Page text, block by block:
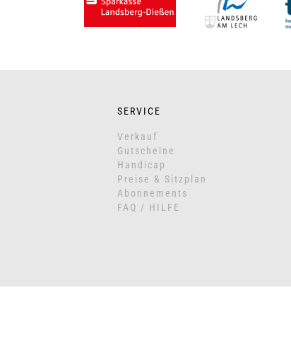
SERVICE
Verkauf
Gutscheine
Handicap
Preise & Sitzplan
Abonnements
FAQ / HILFE